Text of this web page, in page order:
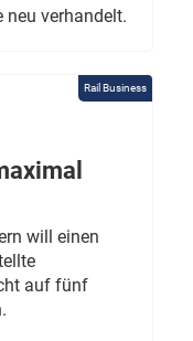
neu verhandelt.
Rail Business
will einen
auf fünf